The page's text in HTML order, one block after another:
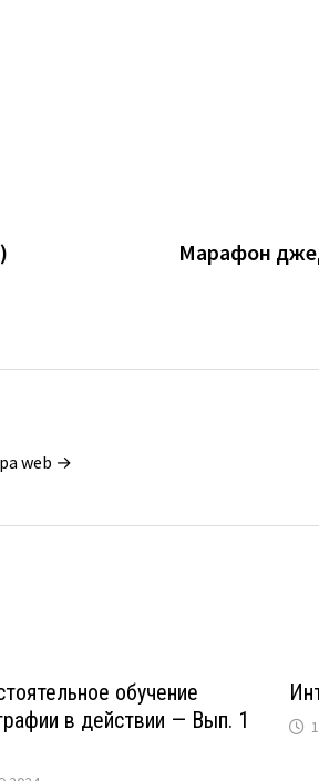
Марафон
web →
обучение
в действии — Вып. 1